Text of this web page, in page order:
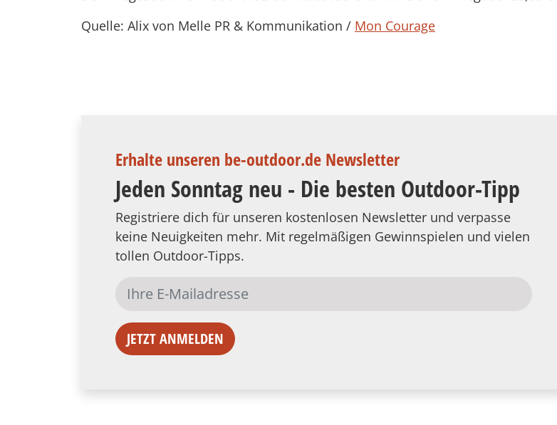
Quelle: Alix von Melle PR & Kommunikation / Mon Courage
Erhalte unseren be-outdoor.de Newsletter
Jeden Sonntag neu - Die besten Outdoor-Tipp
Registriere dich für unseren kostenlosen Newsletter und verpasse
keine Neuigkeiten mehr. Mit regelmäßigen Gewinnspielen und vielen
tollen Outdoor-Tipps.
JETZT ANMELDEN